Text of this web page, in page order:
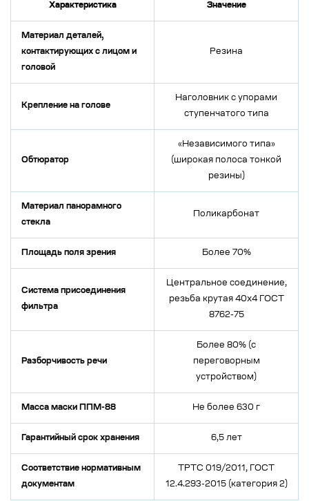
Характеристика Значение
Материал деталей,
контактирующих с лицом и
головой
Резина
Крепление на голове
Наголовник с упорами
ступенчатого типа
Обтюратор
«Независимого типа»
(широкая полоса тонкой
резины)
Материал панорамного
стекла
Поликарбонат
Площадь поля зрения Более 70%
Система присоединения
фильтра
Центральное соединение,
резьба крутая 40x4 ГОСТ
8762-75
Разборчивость речи
Более 80% (с
переговорным
устройством)
Масса маски ППМ-88 Не более 630 г
Гарантийный срок хранения 6,5 лет
Соответствие нормативным
документам
ТРТС 019/2011, ГОСТ
12.4.293-2015 (категория 2)